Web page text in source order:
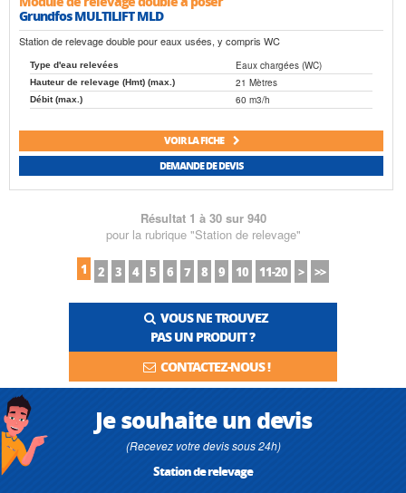
Grundfos MULTILIFT MLD
Station de relevage double pour eaux usées, y compris WC
Type d'eau relevées Eaux chargées (WC)
Hauteur de relevage (Hmt) (max.) 21 Mètres
Débit (max.) 60 m3/h
VOIR LA FICHE
DEMANDE DE DEVIS
Résultat 1 à 30 sur 940
pour la rubrique "Station de relevage"
1
2 3 4 5 6 7 8 9 10 11-20 > >>
VOUS NE TROUVEZ
PAS UN PRODUIT ?
CONTACTEZ-NOUS !
Je souhaite un devis
(Recevez votre devis sous 24h)
Station de relevage